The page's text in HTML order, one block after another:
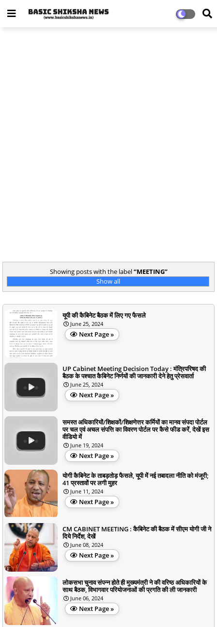
Showing posts with the label MEETING
Show all
यूपी की कैबिनेट बैठक में लिए गए फैसले
June 25, 2024
Next Page »
UP Cabinet Meeting Decision Today : मंत्रिपरिषद की
बैठक के पश्चात कैबिनेट निर्णयों की जानकारी देने हेतु प्रेसवार्ता
June 25, 2024
Next Page »
समस्त अधिकारियों/शिक्षकों/शिक्षणेत्तर कर्मियों का मानव संपदा पोर्टल
पर चल एवं अचल संपत्ति का विवरण पोर्टल पर कैसे फीड करें, देखें इस
वीडियो में
June 19, 2024
Next Page »
योगी कैबिनेट के ताबड़तोड़ फैसले, यूपी में नई तबादला नीति को मंजूरी;
41 प्रस्‍तावों पर लगी मुहर
June 11, 2024
Next Page »
CM CABINET MEETING : कैबिनेट की बैठक में सीएम योगी जी ने
दिये निर्देश, देखें
June 08, 2024
Next Page »
लोकसभा चुनाव संपन्न होते ही मुख्यमंत्री ने की वरिष्ठ अधिकारियों के
साथ बैठक, विभागवार परियोजनाओं की प्रगति की ली जानकारी
June 06, 2024
Next Page »